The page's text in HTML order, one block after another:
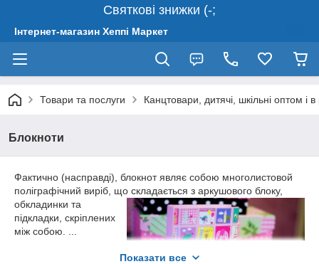
Святкові знижки (-;
Інтернет-магазин Хеппі Маркет
Товари та послуги Канцтовари, дитячі, шкільні оптом і в
Блокноти
Фактично (насправді), блокнот являє собою многолистовой
поліграфічний виріб, що складається з аркушового блоку,
обкладинки та
підкладки, скріплених
між собою. ...
Показати все